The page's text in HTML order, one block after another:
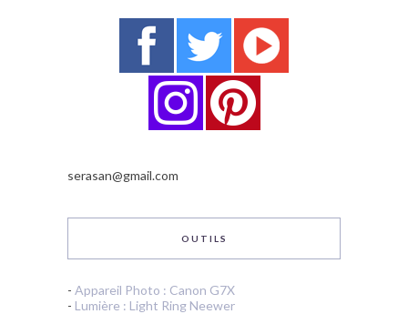
serasan@gmail.com
OUTILS
- Appareil Photo : Canon G7X
- Lumière : Light Ring Neewer